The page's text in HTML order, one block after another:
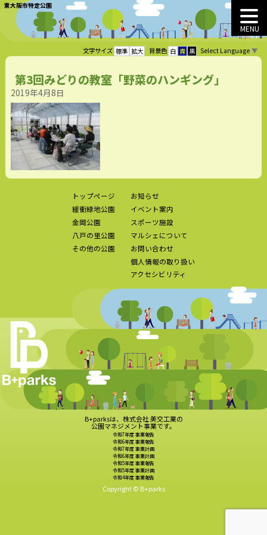
東大阪市特定公園
MENU
文字サイズ 標準 拡大 背景色 白 青 黒 Select Language ▼
第3回みどりの教室「野菜のハンギング」
2019年4月8日
トップページ
緩衝緑地公園
金岡公園
八戸の里公園
その他の公園
お知らせ
イベント案内
スポーツ施設
マルシェについて
お問い合わせ
個人情報の取り扱い
アクセシビリティ
B+parksは、株式会社 美交工業の
公園マネジメント事業です。
令和7年度 事業報告
令和6年度 事業報告
令和7年度 事業計画
令和6年度 事業計画
令和5年度 事業報告
令和5年度 事業計画
令和4年度 事業報告
Copyright © B+parks